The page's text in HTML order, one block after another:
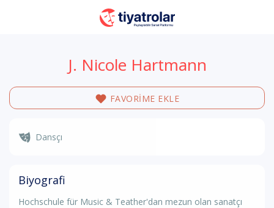
J. Nicole Hartmann
FAVORİME EKLE
Dansçı
Biyografi
Hochschule für Music & Teather'dan mezun olan sanatçı